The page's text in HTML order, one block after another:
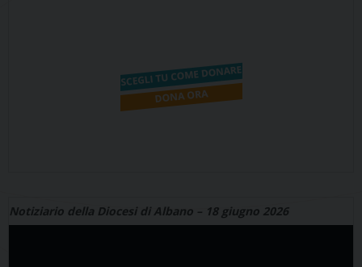
Notiziario della Diocesi di Albano – 18 giugno 2026